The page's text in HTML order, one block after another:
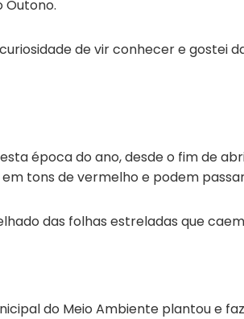
Outono.
de vir conhecer e gostei
época do ano, desde o fim de
tons de vermelho e podem
das folhas estreladas que
do Meio Ambiente plantou e